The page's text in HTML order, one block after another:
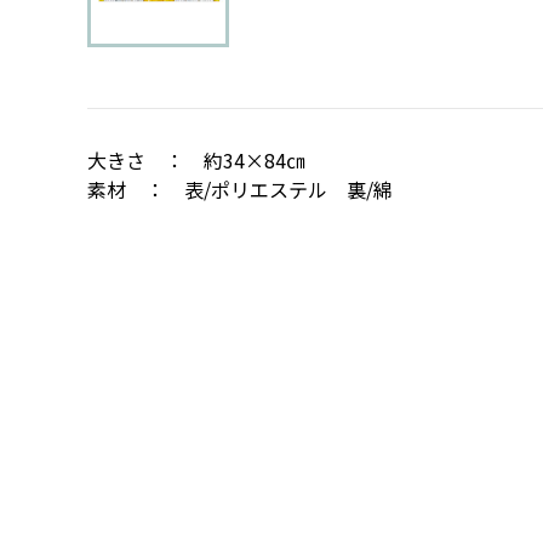
大きさ ： 約34×84㎝
素材 ： 表/ポリエステル 裏/綿